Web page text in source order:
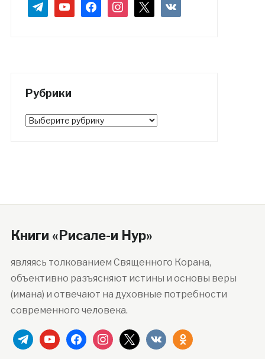
telegramyoutubefacebookinstagram vkontakte
Рубрики
Рубрики
Книги «Рисале-и Нур»
являясь толкованием Священного Корана,
объективно разъясняют истины и основы веры
(имана) и отвечают на духовные потребности
современного человека.
telegramyoutubefacebookinstagram
x vkontakteodnoklassniki